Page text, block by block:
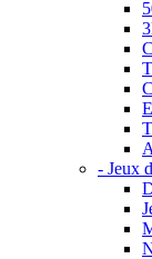
- Jeux